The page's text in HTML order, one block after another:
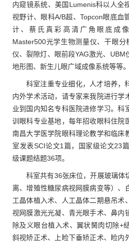
内窥镜系统、美国Lumenis科以人全
视野计、眼科A/B超、Topcon眼底血
计、蔡氏真彩高清广角眼底成
Master500光学生物测量仪、干眼
仪、裂隙灯、眼前段YAG激光、UBM
地形图、新生儿眼广域成像系统等等。
科室注重专业细化，人才培养，
内外学术活动，请专家来我院进行学
业到国内知名专科医院进修学习。科
训眼科专业基地，每年招收眼科住院
南昌大学医学院眼科理论教学和临床
室发表SCI论文1篇，国家级论文23
级课题结题36项。
科室共有36张床位，开展玻璃体
离、增殖性糖尿病视网膜病变等）、
工晶体植入术、人工晶体二期悬吊术
视网膜激光光凝、青光眼手术、鼻内
除及义眼台植入术、翼状胬肉切除+
斜视矫正术、上睑下垂矫正术、睑内